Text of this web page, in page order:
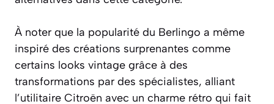
À noter que la popularité du Berlingo a même
inspiré des créations surprenantes comme
certains looks vintage grâce à des
transformations par des spécialistes, alliant
l’utilitaire Citroën avec un charme rétro qui fait